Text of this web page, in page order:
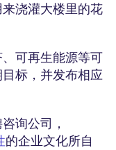
浇灌大楼里的花
可再生能源等可
标，并发布相应
询公司，
的企业文化所自